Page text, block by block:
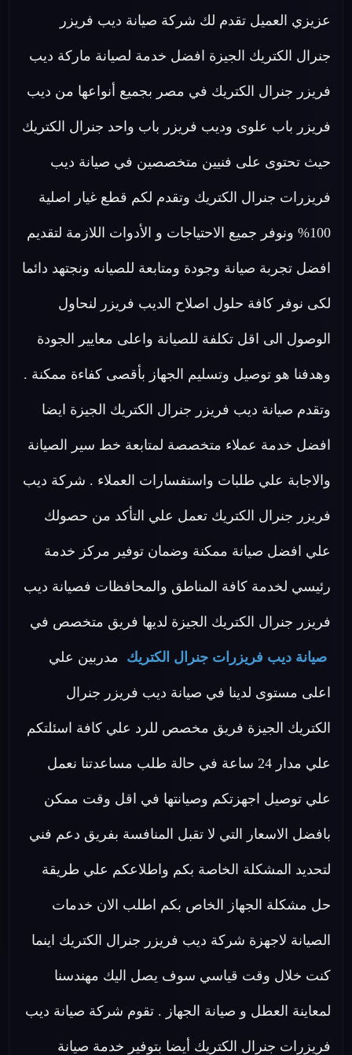
عزيزي العميل تقدم لك شركة صيانة ديب فريزر
جنرال الكتريك الجيزة افضل خدمة لصيانة ماركة ديب
فريزر جنرال الكتريك في مصر بجميع أنواعها من ديب
فريزر باب علوى وديب فريزر باب واحد جنرال الكتريك
حيث تحتوى على فنيين متخصصين في صيانة ديب
فريزرات جنرال الكتريك وتقدم لكم قطع غيار اصلية
100% ونوفر جميع الاحتياجات و الأدوات اللازمة لتقديم
افضل تجربة صيانة وجودة ومتابعة للصيانه ونجتهد دائما
لكى نوفر كافة حلول اصلاح الديب فريزر لنحاول
الوصول الى اقل تكلفة للصيانة واعلى معايير الجودة
وهدفنا هو توصيل وتسليم الجهاز بأقصى كفاءة ممكنة .
وتقدم صيانة ديب فريزر جنرال الكتريك الجيزة ايضا
افضل خدمة عملاء متخصصة لمتابعة خط سير الصيانة
والاجابة علي طلبات واستفسارات العملاء . شركة ديب
فريزر جنرال الكتريك تعمل علي التأكد من حصولك
علي افضل صيانة ممكنة وضمان توفير مركز خدمة
رئيسي لخدمة كافة المناطق والمحافظات فصيانة ديب
فريزر جنرال الكتريك الجيزة لديها فريق متخصص في
صيانة ديب فريزرات جنرال الكتريك مدربين علي
اعلى مستوى لدينا في صيانة ديب فريزر جنرال
الكتريك الجيزة فريق مخصص للرد علي كافة اسئلتكم
علي مدار 24 ساعة في حالة طلب مساعدتنا نعمل
علي توصيل اجهزتكم وصيانتها في اقل وقت ممكن
بافضل الاسعار التي لا تقبل المنافسة بفريق دعم فني
لتحديد المشكلة الخاصة بكم واطلاعكم علي طريقة
حل مشكلة الجهاز الخاص بكم اطلب الان خدمات
الصيانة لاجهزة شركة ديب فريزر جنرال الكتريك اينما
كنت خلال وقت قياسي سوف يصل اليك مهندسنا
لمعاينة العطل و صيانة الجهاز . تقوم شركة صيانة ديب
فريزرات جنرال الكتريك أيضا بتوفير خدمة صيانة